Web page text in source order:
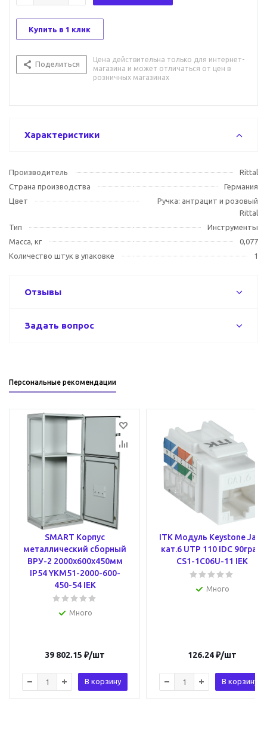
Купить в 1 клик
Поделиться
Цена действительна только для интернет-
магазина и может отличаться от цен в
розничных магазинах
Характеристики
Производитель
Rittal
Страна производства
Германия
Цвет
Ручка: антрацит и розовый
Rittal
Тип
Инструменты
Масса, кг
0,077
Количество штук в упаковке
1
Отзывы
Задать вопрос
Персональные рекомендации
SMART Корпус
металлический сборный
ВРУ-2 2000х600х450мм
IP54 YKM51-2000-600-
450-54 IEK
Много
39 802.15 ₽/шт
В корзину
ITK Модуль Keystone Jack
кат.6 UTP 110 IDC 90град
CS1-1C06U-11 IEK
Много
126.24₽/шт
В корзину